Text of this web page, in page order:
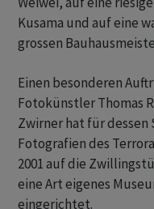
Kusama und auf eine
grossen
Einen besonderen
Fotokünstler Thomas
Zwirner hat für
Fotografien des
2001 auf die
eine Art eigenes
eingerichtet.